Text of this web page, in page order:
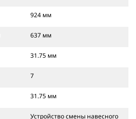
924 мм
637 мм
31.75 мм
7
31.75 мм
Устройство смены навесного